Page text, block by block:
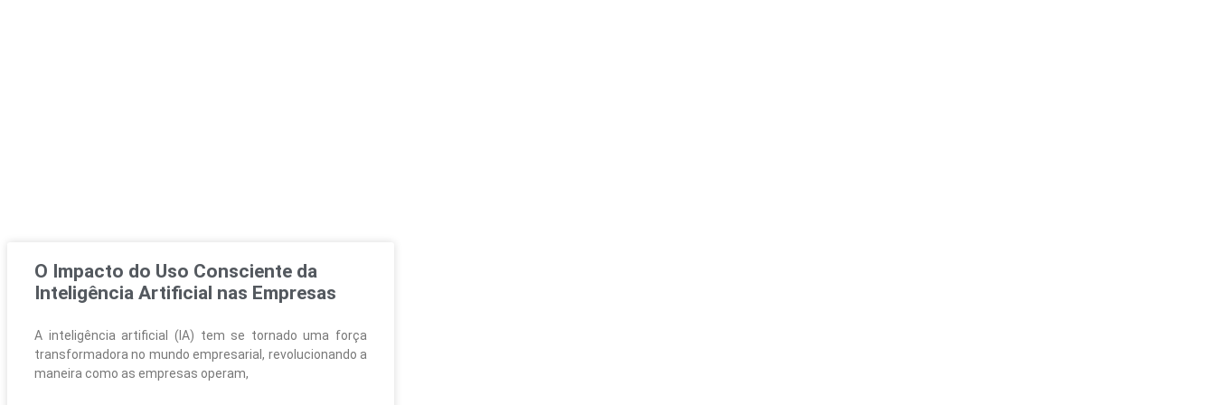
O Impacto do Uso Consciente da
Inteligência Artificial nas Empresas
A inteligência artificial (IA) tem se tornado uma força
transformadora no mundo empresarial, revolucionando a
maneira como as empresas operam,